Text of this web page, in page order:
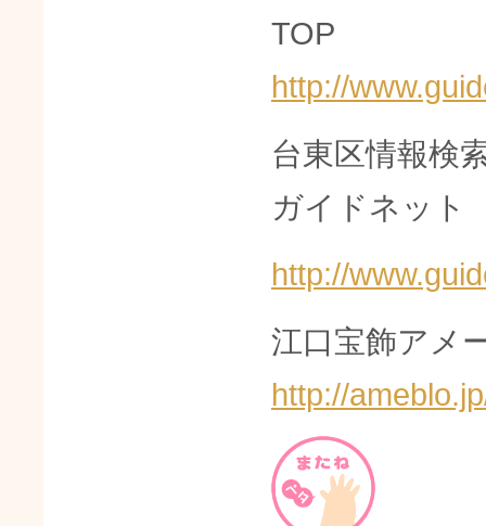
TOP
http://
台東区情報検
ガイドネット
http://
江口宝飾アメ
http://